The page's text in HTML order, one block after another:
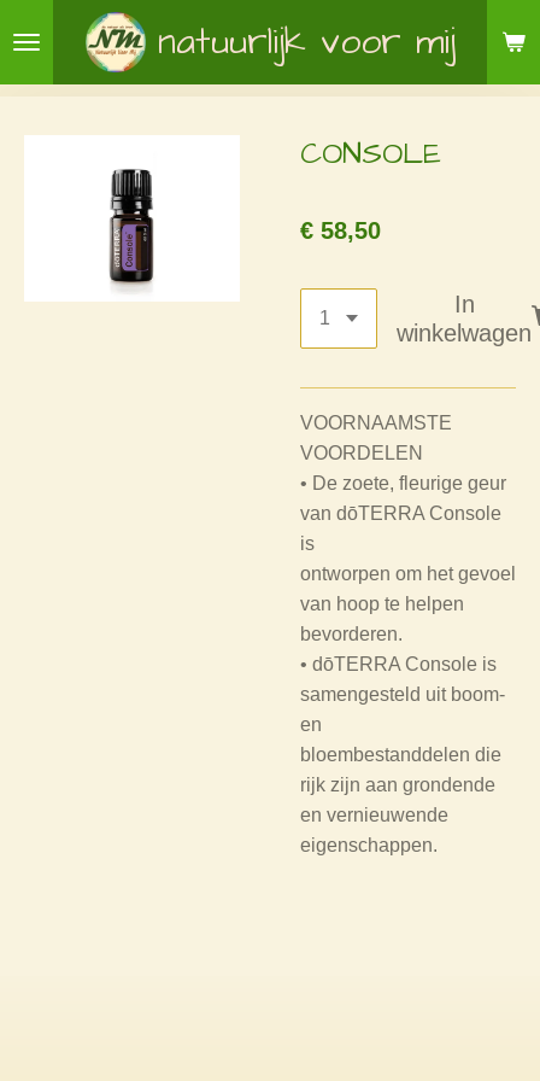
direct
naar
natuurlijk voor mij
CONSOLE
€ 58,50
In
winkelwagen
VOORNAAMSTE
VOORDELEN
• De zoete, fleurige geur
van dōTERRA Console
is
ontworpen om het gevoel
van hoop te helpen
bevorderen.
• dōTERRA Console is
samengesteld uit boom-
en
bloembestanddelen die
rijk zijn aan grondende
en vernieuwende
eigenschappen.